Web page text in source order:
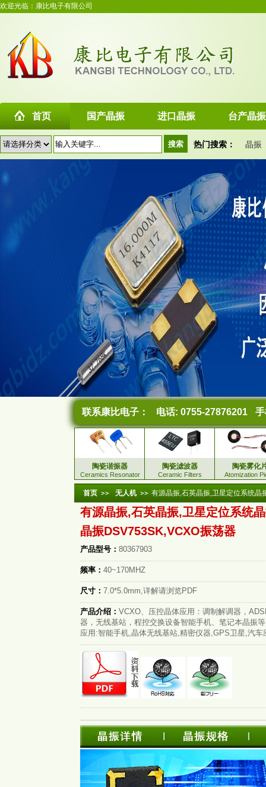
欢迎光临：康比电子有限公司
首页 国产晶振 进口晶振 台产晶振
热门搜索： 晶振
联系康比电子： 电话: 0755-27876201
陶瓷谐振器
Ceramics Resonator
陶瓷滤波器
Ceramic Filters
陶瓷雾化
Atomization
首页 无人机 有源晶振,石英晶振,卫星定位系统
有源晶振,石英晶振,卫星定位系统
晶振DSV753SK,VCXO振荡器
产品型号： 80367903
频率： 40~170MHZ
尺寸： 7.0*5.0mm,详解请浏览PDF
产品介绍： VCXO、压控晶体应用：调制解调器，
器，无线基站，程控交换设备智能手机、笔记本晶振
应用:智能手机,晶体无线基站,精密仪器,GPS卫星,汽车